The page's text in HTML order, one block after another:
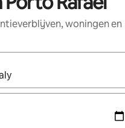
woningen en
beschikbaar zijn, maak